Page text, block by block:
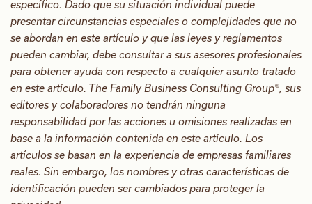
específico. Dado que su situación individual puede
presentar circunstancias especiales o complejidades que no
se abordan en este artículo y que las leyes y reglamentos
pueden cambiar, debe consultar a sus asesores profesionales
para obtener ayuda con respecto a cualquier asunto tratado
en este artículo. The Family Business Consulting Group®, sus
editores y colaboradores no tendrán ninguna
responsabilidad por las acciones u omisiones realizadas en
base a la información contenida en este artículo. Los
artículos se basan en la experiencia de empresas familiares
reales. Sin embargo, los nombres y otras características de
identificación pueden ser cambiados para proteger la